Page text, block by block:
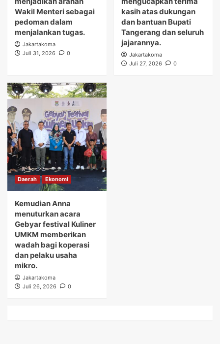
Wakil Menteri sebagai
pedoman dalam
menjalankan tugas.
Jakartakoma
Juli 31, 2026
0
kasih atas dukungan
dan bantuan Bupati
Tangerang dan seluruh
jajarannya.
Jakartakoma
Juli 27, 2026
0
Daerah Ekonomi
Kemudian Anna
menuturkan acara
Gebyar festival Kuliner
UMKM memberikan
wadah bagi koperasi
dan pelaku usaha
mikro.
Jakartakoma
Juli 26, 2026
0